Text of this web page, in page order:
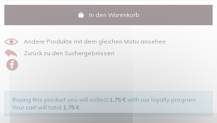
In den Warenkorb
Andere Produkte mit dem gleichen Motiv ansehen
Zurück zu den Suchergebnissen
Buying this product you will collect 1,75 € with our loyalty program.
Your cart will total 1,75 €